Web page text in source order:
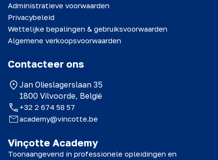
Vinçotte Academy
Toonaangevend in professionele opleidingen en
Administratieve voorwaarden
Privacybeleid
Wettelijke bepalingen & gebruiksvoorwaarden
Algemene verkoopsvoorwaarden
Contacteer ons
Jan Olieslagerslaan 35
1800 Vilvoorde, België
+32 2 674 58 57
academy@vincotte.be